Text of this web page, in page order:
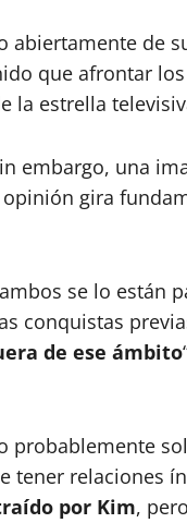
abiertamente de
que afrontar
la estrella
embargo, una
gira
se lo están
conquistas
de ese ámbito
probablemente
tener relaciones
por Kim,